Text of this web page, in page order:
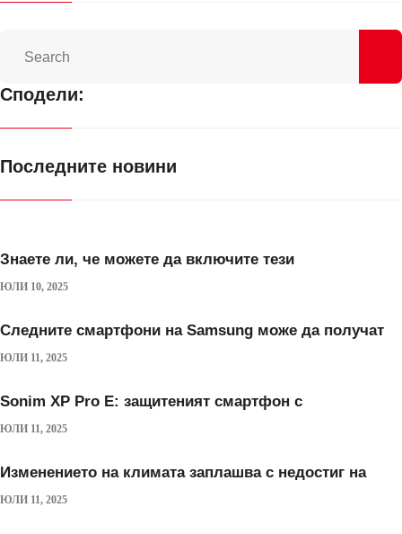
Сподели:
Последните новини
Знаете ли, че можете да включите тези
ЮЛИ 10, 2025
Следните смартфони на Samsung може да получат
ЮЛИ 11, 2025
Sonim XP Pro E: защитеният смартфон с
ЮЛИ 11, 2025
Изменението на климата заплашва с недостиг на
ЮЛИ 11, 2025